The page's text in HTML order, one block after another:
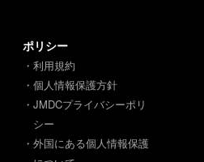
ポリシー
・利用規約
・個人情報保護方針
・JMDCプライバシーポリ
シー
・外国にある個人情報保護